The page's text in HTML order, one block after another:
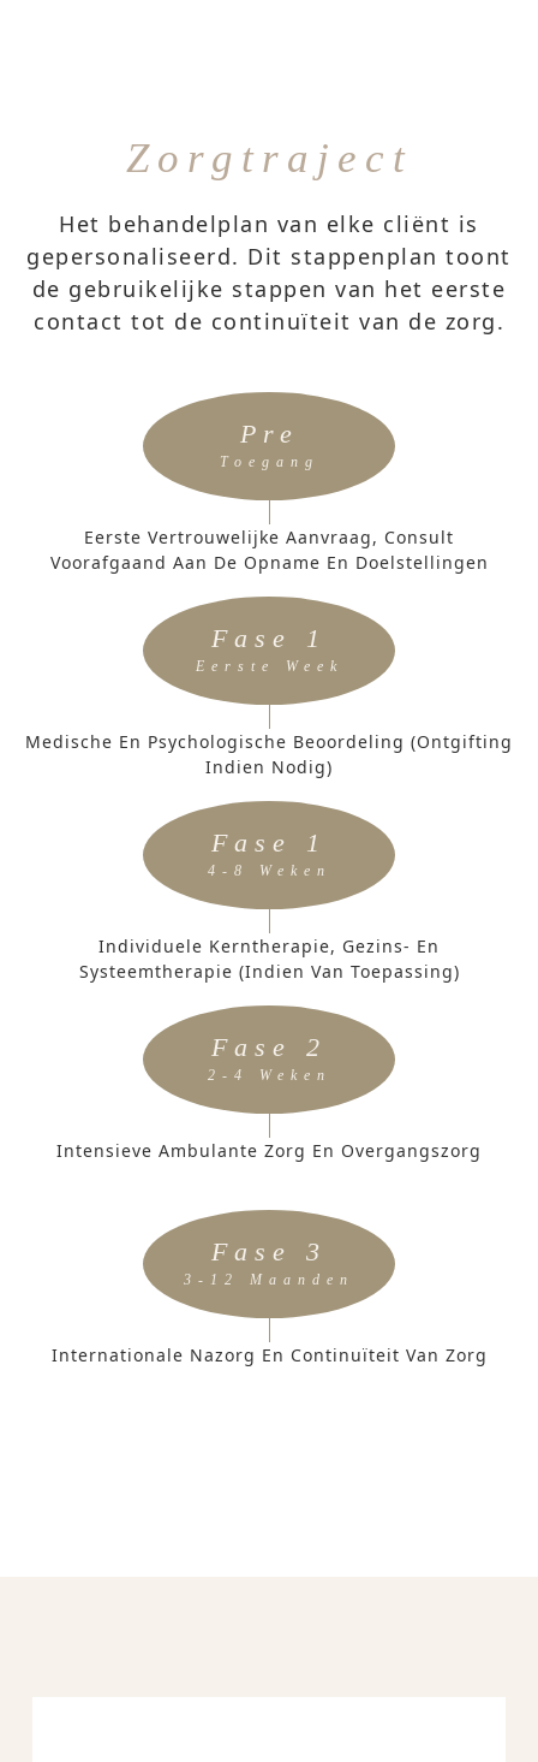
Zorgtraject
Het behandelplan van elke cliënt is
gepersonaliseerd. Dit stappenplan toont
de gebruikelijke stappen van het eerste
contact tot de continuïteit van de zorg.
Pre
Toegang
Eerste Vertrouwelijke Aanvraag, Consult
Voorafgaand Aan De Opname En Doelstellingen
Fase 1
Eerste Week
Medische En Psychologische Beoordeling (ontgifting
Indien Nodig)
Fase 1
4-8 Weken
Individuele Kerntherapie, Gezins- En
Systeemtherapie (indien Van Toepassing)
Fase 2
2-4 Weken
Intensieve Ambulante Zorg En Overgangszorg
Fase 3
3-12 Maanden
Internationale Nazorg En Continuïteit Van Zorg